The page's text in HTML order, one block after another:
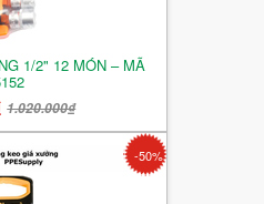
1/2" 12 MÓN – MÃ
1.020.000₫
-50%